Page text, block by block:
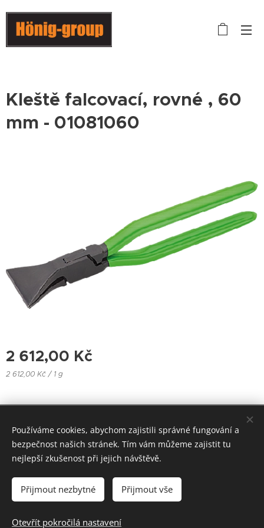
Kleště falcovací, rovné , 60
mm - 01081060
2 612,00 Kč
2 612,00 Kč / 1 g
Do košíku
honiggroup@seznam.cz, info@honiggroup.cz ,
Tel: +420 607 937 364, +420 728 279 354
Používáme cookies, abychom zajistili správné fungování a
bezpečnost našich stránek. Tím vám můžeme zajistit tu
nejlepší zkušenost při jejich návštěvě.
Přijmout nezbytné Přijmout vše
Otevřít pokročilá nastavení